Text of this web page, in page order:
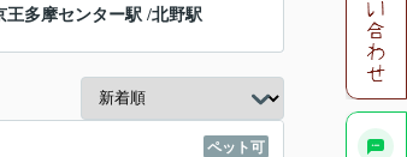
王多摩センター駅 /北野駅
ペット可